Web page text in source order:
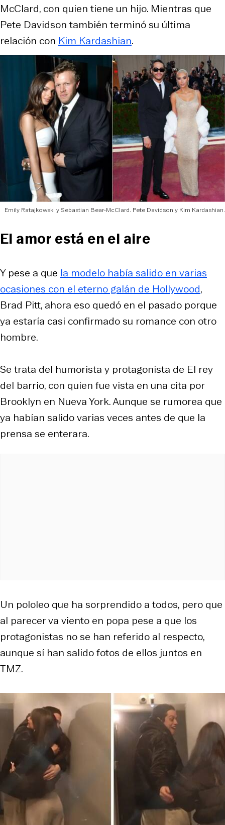
McClard, con quien tiene un hijo. Mientras que
Pete Davidson también terminó su última
relación con Kim Kardashian.
Emily Ratajkowski y Sebastian Bear-McClard. Pete Davidson y Kim Kardashian.
El amor está en el aire
Y pese a que la modelo había salido en varias
ocasiones con el eterno galán de Hollywood,
Brad Pitt, ahora eso quedó en el pasado porque
ya estaría casi confirmado su romance con otro
hombre.
Se trata del humorista y protagonista de El rey
del barrio, con quien fue vista en una cita por
Brooklyn en Nueva York. Aunque se rumorea que
ya habían salido varias veces antes de que la
prensa se enterara.
Un pololeo que ha sorprendido a todos, pero que
al parecer va viento en popa pese a que los
protagonistas no se han referido al respecto,
aunque sí han salido fotos de ellos juntos en
TMZ.